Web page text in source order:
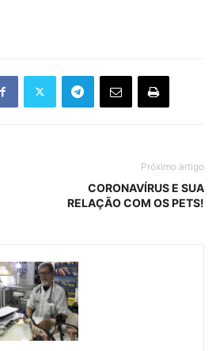
Próximo artigo
CORONAVÍRUS E SUA
RELAÇÃO COM OS PETS!